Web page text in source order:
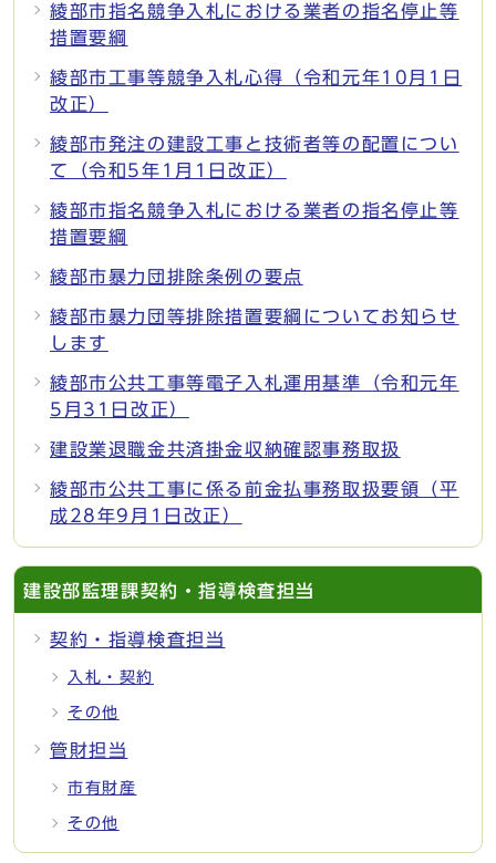
綾部市指名競争入札における業者の指名停止等
措置要綱
綾部市工事等競争入札心得（令和元年10月1日
改正）
綾部市発注の建設工事と技術者等の配置につい
て（令和5年1月1日改正）
綾部市指名競争入札における業者の指名停止等
措置要綱
綾部市暴力団排除条例の要点
綾部市暴力団等排除措置要綱についてお知らせ
します
綾部市公共工事等電子入札運用基準（令和元年
5月31日改正）
建設業退職金共済掛金収納確認事務取扱
綾部市公共工事に係る前金払事務取扱要領（平
成28年9月1日改正）
建設部監理課契約・指導検査担当
契約・指導検査担当
入札・契約
その他
管財担当
市有財産
その他